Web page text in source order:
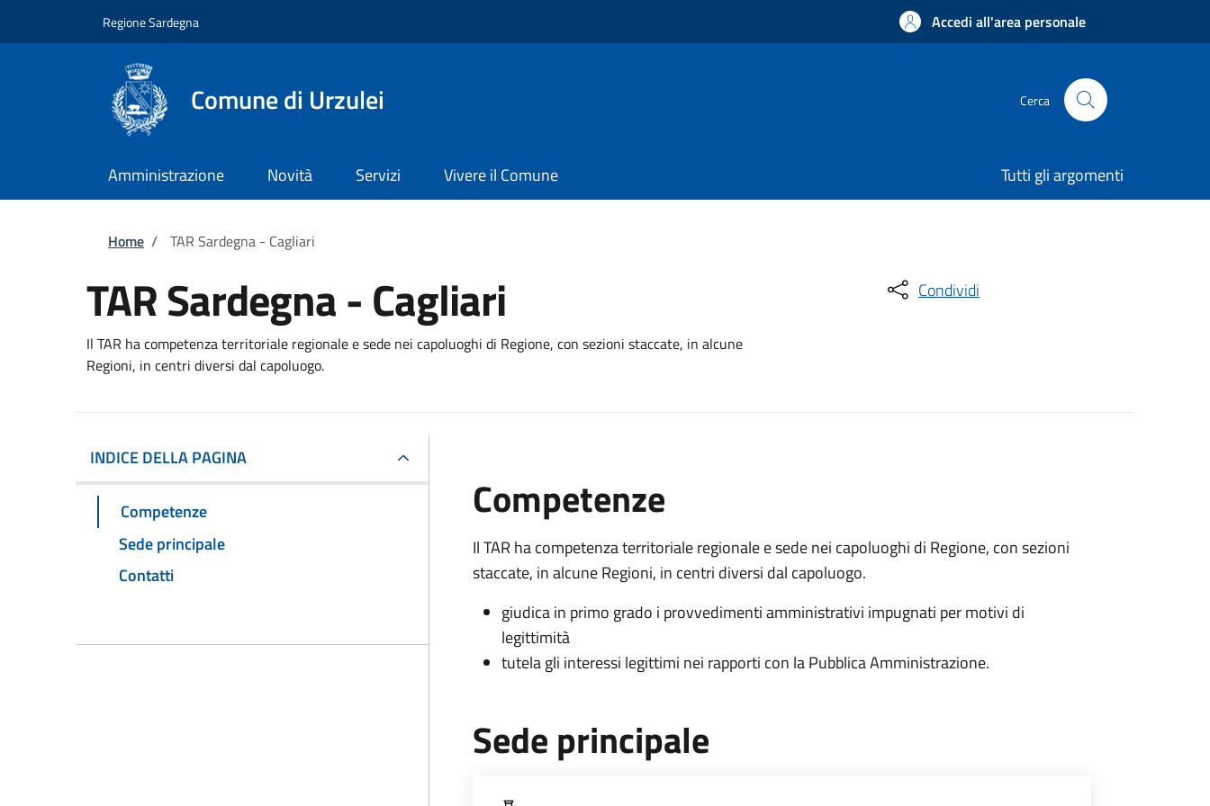
Regione Sardegna Accedi all'area personale
Comune di Urzulei Cerca
Amministrazione Novità Servizi Vivere il Comune Tutti gli argomenti
Briciole di pane
Home / TAR Sardegna - Cagliari
TAR Sardegna - Cagliari
Il TAR ha competenza territoriale regionale e sede nei capoluoghi di Regione, con sezioni staccate, in alcune
Regioni, in centri diversi dal capoluogo.
Condividi
INDICE DELLA PAGINA
Competenze
Sede principale
Contatti
Competenze
Il TAR ha competenza territoriale regionale e sede nei capoluoghi di Regione, con sezioni
staccate, in alcune Regioni, in centri diversi dal capoluogo.
giudica in primo grado i provvedimenti amministrativi impugnati per motivi di
legittimità
tutela gli interessi legittimi nei rapporti con la Pubblica Amministrazione.
Sede principale